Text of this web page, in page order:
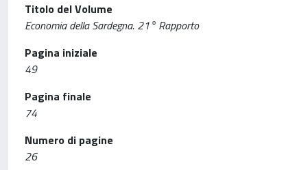
Titolo del Volume
Economia della Sardegna. 21° Rapporto
Pagina iniziale
49
Pagina finale
74
Numero di pagine
26